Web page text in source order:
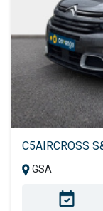
C5AIRCROSS
GSA